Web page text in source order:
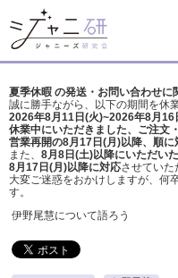
夏季休暇 の発送・お問い合わせに
誠に勝手ながら、以下の期間を休
2026年8月11日(火)~2026年8月16
休業中にいただきました、ご注文
営業再開の8月17日(月)以降、順に
また、 8月8日(土)以降にいただい
8月17日(月)以降に対応させていた
大変ご迷惑をおかけしますが、 何
す。
伊野尾慧について語ろう